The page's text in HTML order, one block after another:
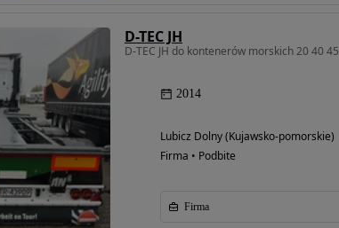
D-TEC JH
D-TEC JH do kontenerów morskich 20 40 45
2014
Lubicz Dolny (Kujawsko-pomorskie)
Firma • Podbite
Firma